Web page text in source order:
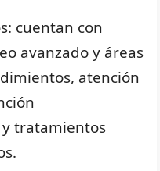
cuentan con
avanzado y áreas
atención
tratamientos